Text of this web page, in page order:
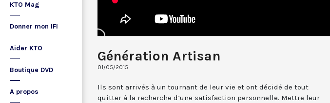
KTO Mag
Donner mon IFI
Aider KTO
Boutique DVD
A propos
Génération Artisan
01/05/2015
Ils sont arrivés à un tournant de leur vie et ont décidé de tout
quitter à la recherche d’une satisfaction personnelle. Mettre leur